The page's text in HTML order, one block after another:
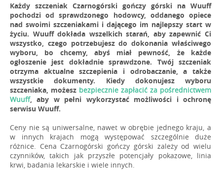
Każdy szczeniak Czarnogórski gończy górski na Wuuff
pochodzi od sprawdzonego hodowcy, oddanego opiece
nad swoimi szczeniakami i dającego im najlepszy start w
życiu. Wuuff dokłada wszelkich starań, aby zapewnić Ci
wszystko, czego potrzebujesz do dokonania właściwego
wyboru, bo chcemy, abyś miał pewność, że każde
ogłoszenie jest dokładnie sprawdzone. Twój szczeniak
otrzyma aktualne szczepienia i odrobaczanie, a także
wszystkie dokumenty. Kiedy dokonujesz wyboru
szczeniaka, możesz bezpiecznie zapłacić za pośrednictwem
Wuuff, aby w pełni wykorzystać możliwości i ochronę
serwisu Wuuff.
Ceny nie są uniwersalne, nawet w obrębie jednego kraju, a
w innych krajach mogą występować szczególnie duże
różnice. Cena Czarnogórski gończy górski zależy od wielu
czynników, takich jak przyszłe potencjały pokazowe, linia
krwi, badania lekarskie i wiele innych.